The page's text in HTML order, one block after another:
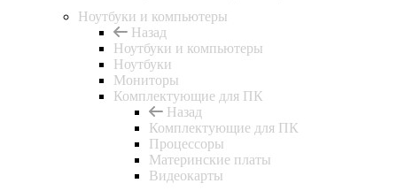
Ноутбуки и компьютеры
Назад
Ноутбуки и компьютеры
Ноутбуки
Мониторы
Комплектующие для ПК
Назад
Комплектующие для ПК
Процессоры
Материнские платы
Видеокарты